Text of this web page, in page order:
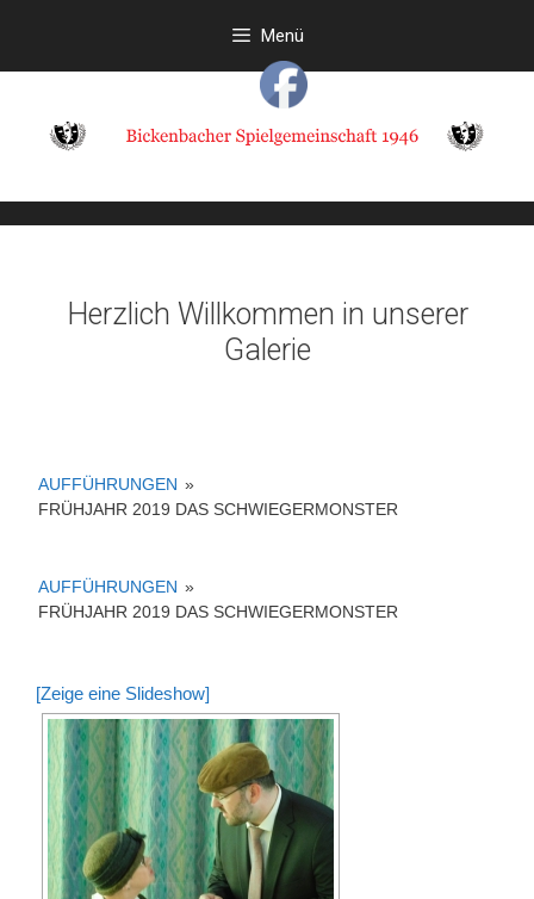
Menü
Herzlich Willkommen in unserer
Galerie
AUFFÜHRUNGEN »
FRÜHJAHR 2019 DAS SCHWIEGERMONSTER
AUFFÜHRUNGEN »
FRÜHJAHR 2019 DAS SCHWIEGERMONSTER
[Zeige eine Slideshow]